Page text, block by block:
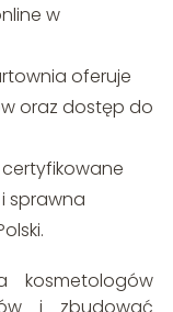
w
oferuje
oraz dostęp do
sprawna
kosmetologów
i zbudować